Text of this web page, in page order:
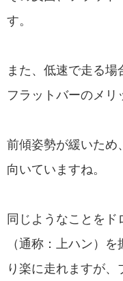
す。
また、低速で走る
フラットバーのメリ
前傾姿勢が緩いため
向いていますね。
同じようなことを
（通称：上ハン）
り楽に走れますが